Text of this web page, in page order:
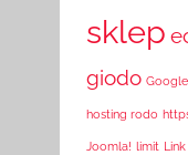
sklep
giodo
hosting rodo
Joomla! limit